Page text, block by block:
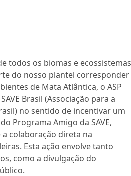
todos os biomas e ecossistemas
do nosso plantel corresponder
de Mata Atlântica, o ASP
Brasil (Associação para a
no sentido de incentivar um
Programa Amigo da SAVE,
colaboração direta na
Esta ação envolve tanto
como a divulgação do